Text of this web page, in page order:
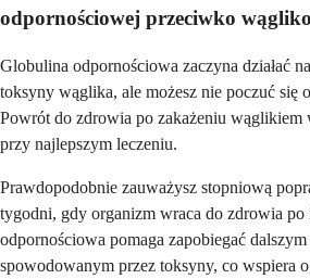
odpornościowej przeciwko
Globulina odpornościowa zaczyna działać
toksyny wąglika, ale możesz nie poczuć się
Powrót do zdrowia po zakażeniu wąglikiem
przy najlepszym leczeniu.
Prawdopodobnie zauważysz stopniową
tygodni, gdy organizm wraca do zdrowia
odpornościowa pomaga zapobiegać
spowodowanym przez toksyny, co wspiera